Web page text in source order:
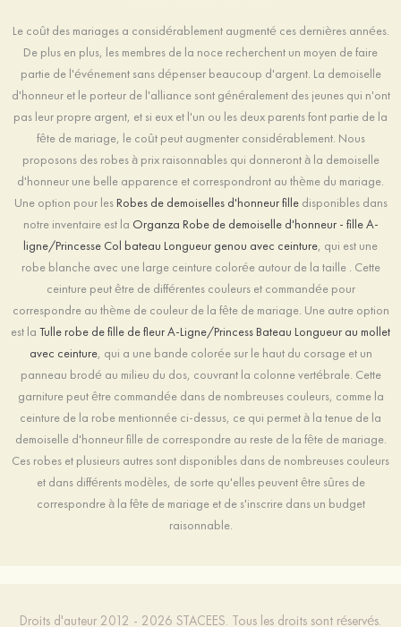
Le coût des mariages a considérablement augmenté ces dernières années.
De plus en plus, les membres de la noce recherchent un moyen de faire
partie de l'événement sans dépenser beaucoup d'argent. La demoiselle
d'honneur et le porteur de l'alliance sont généralement des jeunes qui n'ont
pas leur propre argent, et si eux et l'un ou les deux parents font partie de la
fête de mariage, le coût peut augmenter considérablement. Nous
proposons des robes à prix raisonnables qui donneront à la demoiselle
d'honneur une belle apparence et correspondront au thème du mariage.
Une option pour les Robes de demoiselles d'honneur filledisponibles dans
notre inventaire est la Organza Robe de demoiselle d'honneur - fille A-
ligne/Princesse Col bateau Longueur genou avec ceinture, qui est une
robe blanche avec une large ceinture colorée autour de la taille . Cette
ceinture peut être de différentes couleurs et commandée pour
correspondre au thème de couleur de la fête de mariage. Une autre option
est la Tulle robe de fille de fleur A-Ligne/Princess Bateau Longueur au mollet
avec ceinture, qui a une bande colorée sur le haut du corsage et un
panneau brodé au milieu du dos, couvrant la colonne vertébrale. Cette
garniture peut être commandée dans de nombreuses couleurs, comme la
ceinture de la robe mentionnée ci-dessus, ce qui permet à la tenue de la
demoiselle d'honneur fille de correspondre au reste de la fête de mariage.
Ces robes et plusieurs autres sont disponibles dans de nombreuses couleurs
et dans différents modèles, de sorte qu'elles peuvent être sûres de
correspondre à la fête de mariage et de s'inscrire dans un budget
raisonnable.
Droits d'auteur 2012 - 2026 STACEES. Tous les droits sont réservés.